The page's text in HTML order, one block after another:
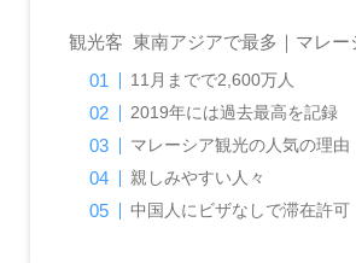
観光客 東南アジアで最多｜マ
11月までで2,600万人
2019年には過去最高を記録
マレーシア観光の人気の理由
親しみやすい人々
中国人にビザなしで滞在許可